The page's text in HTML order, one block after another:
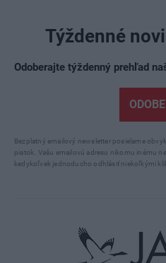
Týždenné
Odoberajte týždenný prehľad
Bezplatný emailový newsletter posielame
piatok. Vašu emailovú adresu nikomu inému
kedykoľvek jednoducho odhlásiť niekoľkými